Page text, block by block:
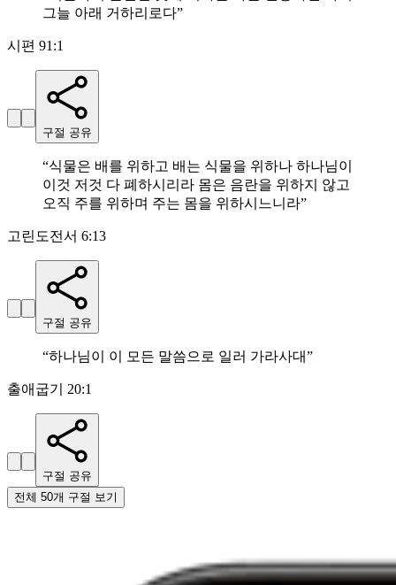
그늘 아래 거하리로다”
시편 91:1
구절 공유
“식물은 배를 위하고 배는 식물을 위하나 하나님이
이것 저것 다 폐하시리라 몸은 음란을 위하지 않고
오직 주를 위하며 주는 몸을 위하시느니라”
고린도전서 6:13
구절 공유
“하나님이 이 모든 말씀으로 일러 가라사대”
출애굽기 20:1
구절 공유
전체 50개 구절 보기